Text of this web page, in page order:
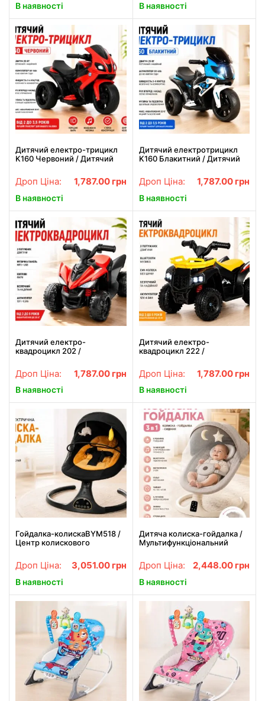
В наявності В наявності
Дитячий електро-трицикл
K160 Червоний / Дитячий
акумуляторний
Дроп Ціна: 1,787.00 грн
В наявності
Дитячий електротрицикл
K160 Блакитний / Дитячий
акумуляторний
Дроп Ціна: 1,787.00 грн
В наявності
Дитячий електро-
квадроцикл 202 /
музичний
Дроп Ціна: 1,787.00 грн
В наявності
Дитячий електро-
квадроцикл 222 /
моторами, Bluetooth та EVA-
колесами
Дроп Ціна: 1,787.00 грн
В наявності
Гойдалка-колискаBYM518 /
Центр колискового
Bluetooth, музика
Дроп Ціна: 3,051.00 грн
В наявності
Дитяча колиска-гойдалка /
Мультифункціональний
з Bluetooth, музикою та
пультом керування
Дроп Ціна: 2,448.00 грн
В наявності